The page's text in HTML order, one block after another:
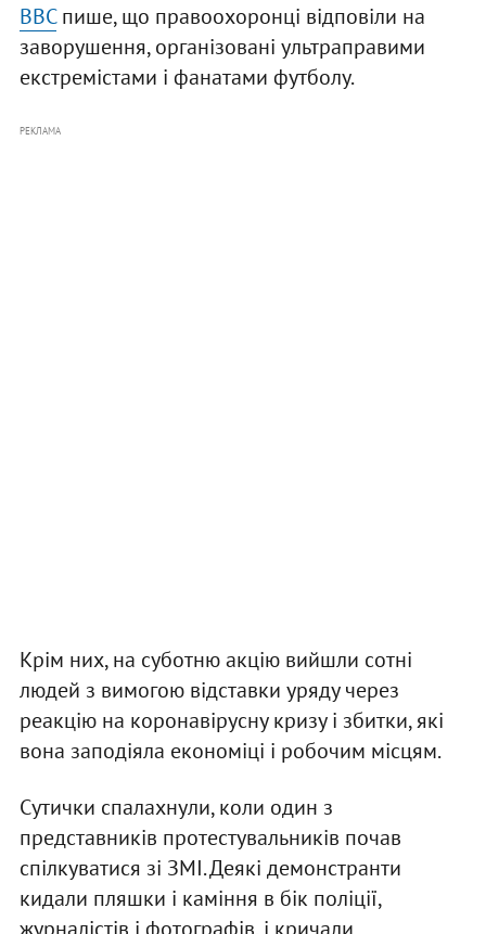
ВВСпише, що правоохоронці відповіли на
заворушення, організовані ультраправими
екстремістами і фанатами футболу.
РЕКЛАМА
Крім них, на суботню акцію вийшли сотні
людей з вимогою відставки уряду через
реакцію на коронавірусну кризу і збитки, які
вона заподіяла економіці і робочим місцям.
Сутички спалахнули, коли один з
представників протестувальників почав
спілкуватися зі ЗМІ. Деякі демонстранти
кидали пляшки і каміння в бік поліції,
журналістів і фотографів, і кричали